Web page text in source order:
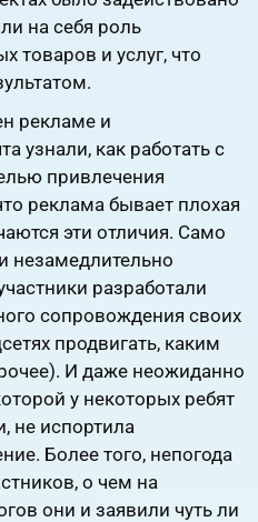
на себя роль
товаров и услуг, что
рекламе и
узнали, как работать с
привлечения
реклама бывает плохая
эти отличия. Само
незамедлительно
разработали
сопровождения своих
продвигать, каким
И даже неожиданно
у некоторых ребят
не испортила
Более того, непогода
о чем на
они и заявили чуть ли